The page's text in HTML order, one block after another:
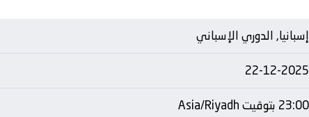
إسبانيا, الدوري الإسباني
22-12-2025
23:00 بتوقيت Asia/Riyadh